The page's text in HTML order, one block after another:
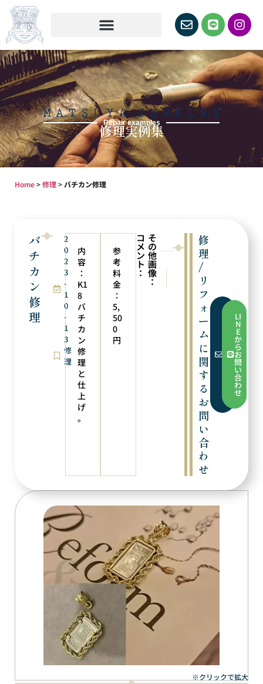
Repair examples
修理実例集
Home>修理>バチカン修理
※クリックで拡大
バ
チ
カ
ン
修
理
2
0
2
3
-
1
0
-
1
3
修
理
内
容
：
K1
8
バ
チ
カ
ン
修
理
と
仕
上
げ
。
参
考
料
金
：
5,
50
0
円
コ
メ
ン
ト
：
そ
の
他
画
像
： リング修理
修
理
/
リ
フ
ォ
ー
ム
に
関
す
る
お
問
い
合
わ
せ
フ
ら
お
せ
LI
N
E
か
ら
お
問
い
合
わ
せ